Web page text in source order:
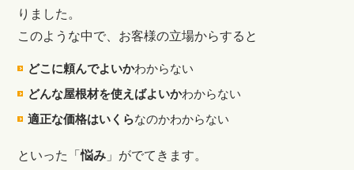
りました。
このような中で、お客様の立場からすると
どこに頼んでよいかわからない
どんな屋根材を使えばよいかわからない
適正な価格はいくらなのかわからない
といった「悩み 」がでてきます。